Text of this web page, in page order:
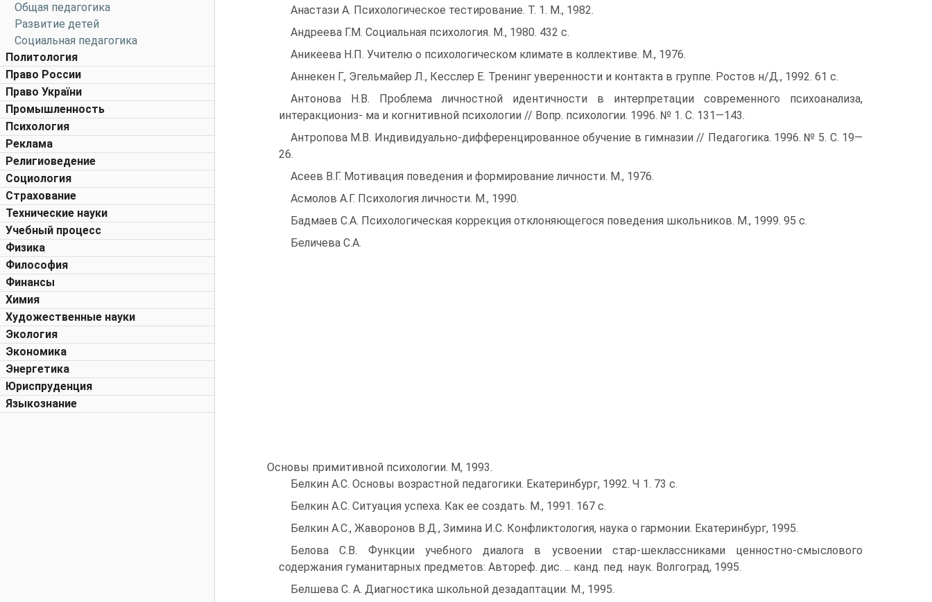
Общая педагогика
Развитие детей
Социальная педагогика
Политология
Право России
Право України
Промышленность
Психология
Реклама
Религиоведение
Социология
Страхование
Технические науки
Учебный процесс
Физика
Философия
Финансы
Химия
Художественные науки
Экология
Экономика
Энергетика
Юриспруденция
Языкознание
Анастази А. Психологическое тестирование. Т. 1. М., 1982.
Андреева Г.М. Социальная психология. М., 1980. 432 с.
Аникеева Н.П. Учителю о психологическом климате в коллективе. М., 1976.
Аннекен Г., Эгельмайер Л., Кесслер Е. Тренинг уверенности и контакта в группе. Ростов н/Д., 1992. 61 с.
Антонова Н.В. Проблема личностной идентичности в интерпретации современного психоанализа,
интеракциониз- ма и когнитивной психологии // Вопр. психологии. 1996. № 1. С. 131—143.
Антропова М.В. Индивидуально-дифференцированное обучение в гимназии // Педагогика. 1996. № 5. С. 19—
26.
Асеев В.Г. Мотивация поведения и формирование личности. М., 1976.
Асмолов А.Г. Психология личности. М., 1990.
Бадмаев С.А. Психологическая коррекция отклоняющегося поведения школьников. М., 1999. 95 с.
Беличева С.А.
Основы примитивной психологии. М, 1993.
Белкин А.С. Основы возрастной педагогики. Екатеринбург, 1992. Ч 1. 73 с.
Белкин А.С. Ситуация успеха. Как ее создать. М., 1991. 167 с.
Белкин А.С., Жаворонов В.Д., Зимина И.С. Конфликтология, наука о гармонии. Екатеринбург, 1995.
Белова С.В. Функции учебного диалога в усвоении стар-шеклассниками ценностно-смыслового
содержания гуманитарных предметов: Автореф. дис. ... канд. пед. наук. Волгоград, 1995.
Белшева С. А. Диагностика школьной дезадаптации. М., 1995.